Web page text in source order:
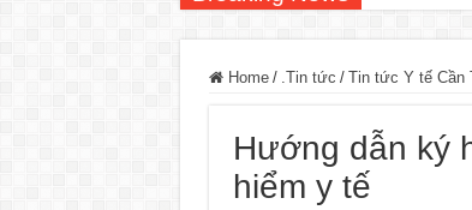
Home / .Tin tức / Tin tức Y tế Cần
Hướng dẫn ký
hiểm y tế